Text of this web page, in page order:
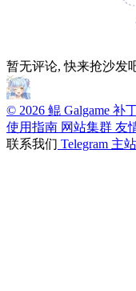
暂无评论, 快来抢沙发
© 2026 鲲 Galgame 补
使用指南 网站集群 友
联系我们 Telegram 主